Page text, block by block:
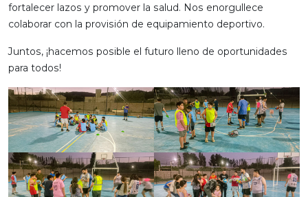
fortalecer lazos y promover la salud. Nos enorgullece
colaborar con la provisión de equipamiento deportivo.
Juntos, ¡hacemos posible el futuro lleno de oportunidades
para todos!